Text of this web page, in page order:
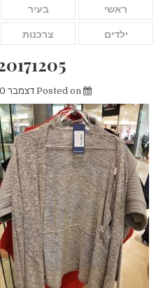
ראשי בעיר
ילדים צרכנות
Posted on דצמבר 20, 2017